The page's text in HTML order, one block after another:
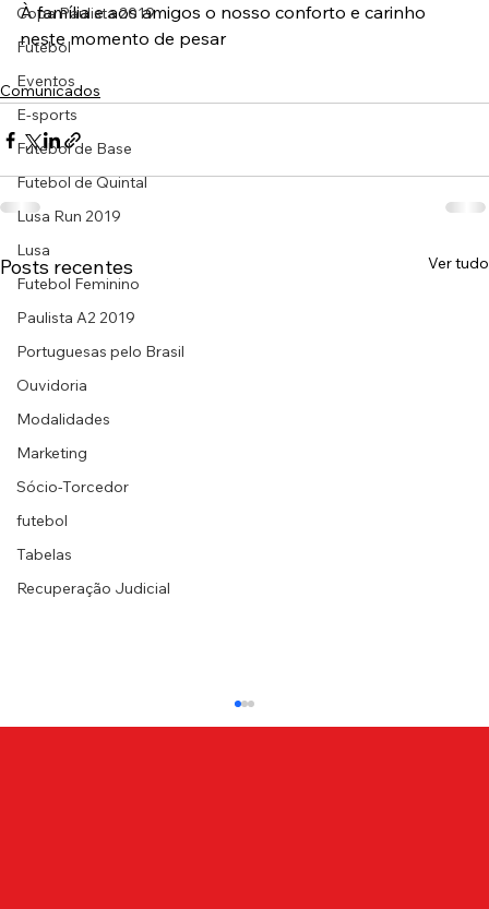
Copa Paulista 2019
Futebol
Eventos
E-sports
Futebol de Base
Futebol de Quintal
Lusa Run 2019
Lusa
Futebol Feminino
Paulista A2 2019
Portuguesas pelo Brasil
Ouvidoria
Modalidades
Marketing
Sócio-Torcedor
futebol
Tabelas
Recuperação Judicial
À família e aos amigos o nosso conforto e carinho
neste momento de pesar
Comunicados
Posts recentes Ver tudo